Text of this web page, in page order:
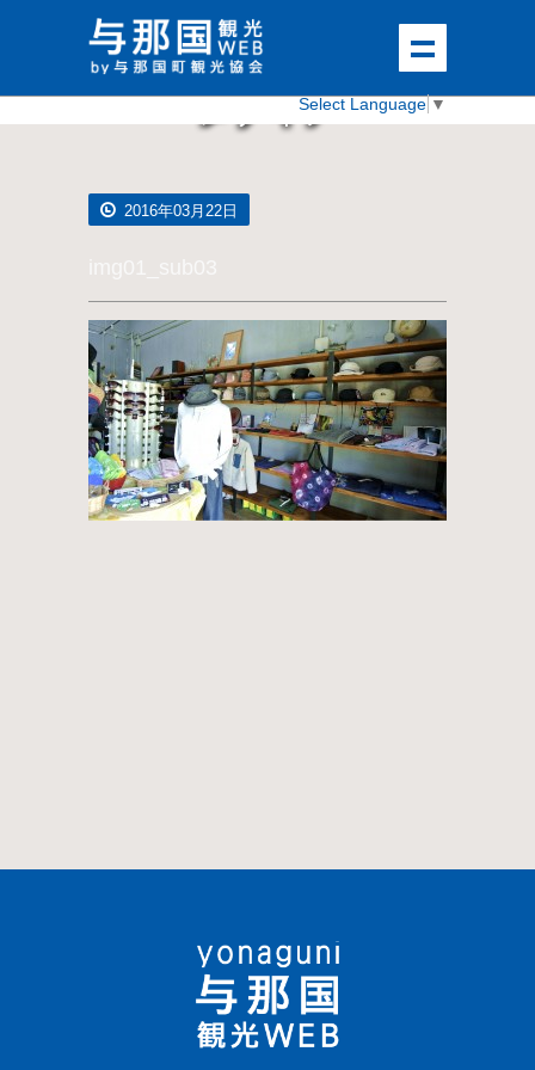
Select Language ▼
メディア
2016年03月22日